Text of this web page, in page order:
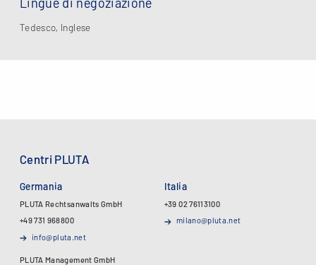
Tedesco, Inglese
Centri PLUTA
Germania
PLUTA Rechtsanwalts GmbH
+49 731 968800
info@pluta.net
PLUTA Management GmbH
Italia
+39 02 76113100
milano@pluta.net